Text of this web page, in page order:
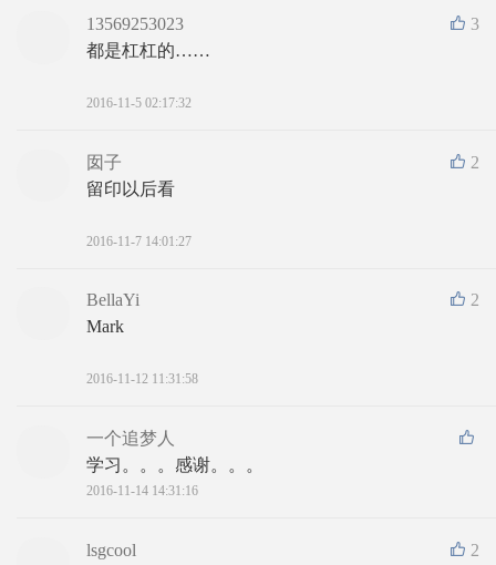
3
13569253023
都是杠杠的……
2016-11-5 02:17:32
2
囡子
留印以后看
2016-11-7 14:01:27
2
BellaYi
Mark
2016-11-12 11:31:58
一个追梦人
学习。。。感谢。。。
2016-11-14 14:31:16
2
lsgcool